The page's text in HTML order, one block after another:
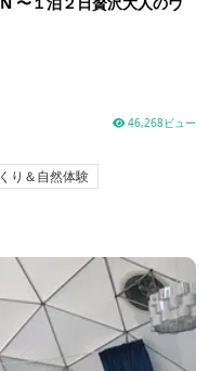
46,268ビュー
り＆自然体験